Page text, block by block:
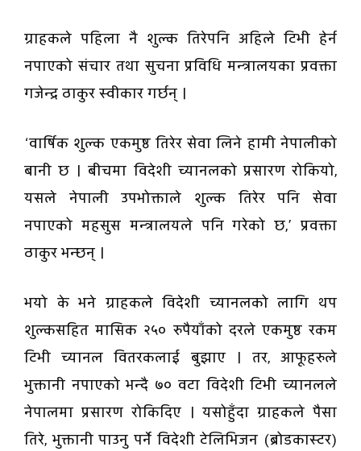
ग्राहकले पहिला नै शुल्क तिरेपनि अहिले टिभी हेर्न
नपाएको संचार तथा सुचना प्रविधि मन्त्रालयका प्रवक्ता
गजेन्द्र ठाकुर स्वीकार गर्छन् ।
‘वार्षिक शुल्क एकमुष्ठ तिरेर सेवा लिने हामी नेपालीको
बानी छ । बीचमा विदेशी च्यानलको प्रसारण रोकियो,
यसले नेपाली उपभोक्ताले शुल्क तिरेर पनि सेवा
नपाएको महसुस मन्त्रालयले पनि गरेको छ,’ प्रवक्ता
ठाकुर भन्छन् ।
भयो के भने ग्राहकले विदेशी च्यानलको लागि थप
शुल्कसहित मासिक २५० रुपैयाँको दरले एकमुष्ठ रकम
टिभी च्यानल वितरकलाई बुझाए । तर, आफूहरुले
भुक्तानी नपाएको भन्दै ७० वटा विदेशी टिभी च्यानलले
नेपालमा प्रसारण रोकिदिए । यसोहुँदा ग्राहकले पैसा
तिरे, भुक्तानी पाउनु पर्ने विदेशी टेलिभिजन (ब्रोडकास्टर)